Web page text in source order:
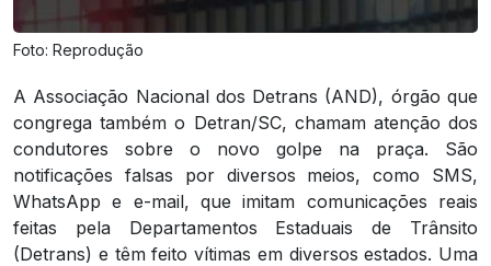
Foto: Reprodução
A Associação Nacional dos Detrans (AND), órgão que
congrega também o Detran/SC, chamam atenção dos
condutores sobre o novo golpe na praça. São
notificações falsas por diversos meios, como SMS,
WhatsApp e e-mail, que imitam comunicações reais
feitas pela Departamentos Estaduais de Trânsito
(Detrans) e têm feito vítimas em diversos estados. Uma